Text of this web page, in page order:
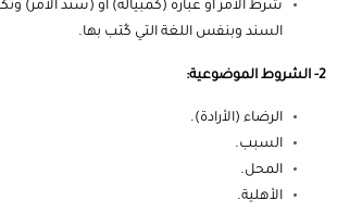
شرط الأمر أو عبارة (كمبيالة) أو (سند الأمر)
السند وبنفس اللغة التي كُتب بها.
2- الشروط الموضوعية:
الرضاء (الأرادة).
السبب.
المحل.
الأهلية.